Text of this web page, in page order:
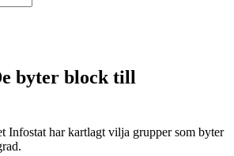
byter block till
Infostat har kartlagt vilja grupper som byter